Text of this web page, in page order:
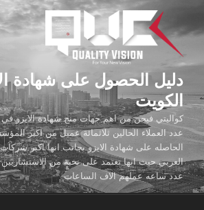
المحتوى
دليل الحصول على شهادة
الكويت
كواليتي فيجن من اهم جهات منح شهادة الايزو
عدد العملاء الحالين ثلاثمائة عميل من اكبر
الحاصله على شهادة الايزو بجانب انها اكبر شركات
العربي حيث انها تعتمد على نخبة من الاستشاريين
عدد ساعه عملهم الاف الساعات